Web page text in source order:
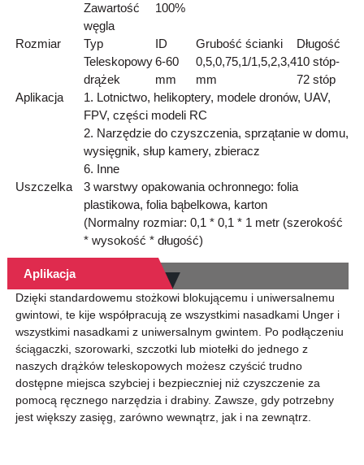
Zawartość
węgla
100%
Rozmiar Typ ID Grubość ścianki
Długość
Teleskopowy
drążek
6-60
mm
0,5,0,75,1/1,5,2,3,4
mm
10 stóp-
72 stóp
Aplikacja
1. Lotnictwo, helikoptery, modele dronów, UAV,
FPV, części modeli RC
2. Narzędzie do czyszczenia, sprzątanie w domu,
wysięgnik, słup kamery, zbieracz
6. Inne
Uszczelka
3 warstwy opakowania ochronnego: folia
plastikowa, folia bąbelkowa, karton
(Normalny rozmiar: 0,1 * 0,1 * 1 metr (szerokość
* wysokość * długość)
Aplikacja
Dzięki standardowemu stożkowi blokującemu i uniwersalnemu
gwintowi, te kije współpracują ze wszystkimi nasadkami Unger i
wszystkimi nasadkami z uniwersalnym gwintem. Po podłączeniu
ściągaczki, szorowarki, szczotki lub miotełki do jednego z
naszych drążków teleskopowych możesz czyścić trudno
dostępne miejsca szybciej i bezpieczniej niż czyszczenie za
pomocą ręcznego narzędzia i drabiny. Zawsze, gdy potrzebny
jest większy zasięg, zarówno wewnątrz, jak i na zewnątrz.